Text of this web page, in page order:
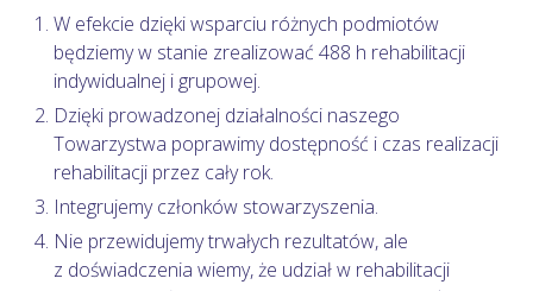
W efekcie dzięki wsparciu różnych podmiotów
będziemy w stanie zrealizować 488 h rehabilitacji
indywidualnej i grupowej.
Dzięki prowadzonej działalności naszego
Towarzystwa poprawimy dostępność i czas realizacji
rehabilitacji przez cały rok.
Integrujemy członków stowarzyszenia.
Nie przewidujemy trwałych rezultatów, ale
z doświadczenia wiemy, że udział w rehabilitacji